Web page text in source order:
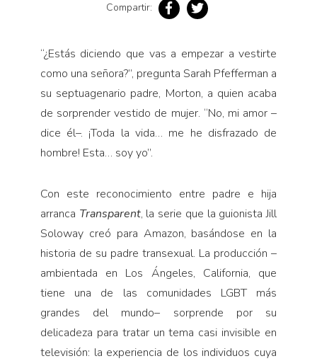
Historia material de los libros
Libros usados
Literatura
Pensamiento
Pensamiento ilustrado
Personaje
Personajes secundarios
Política
Relecturas
Compartir:
“¿Estás diciendo que vas a empezar a vestirte
como una señora?”, pregunta Sarah Pfefferman a
su septuagenario padre, Morton, a quien acaba
de sorprender vestido de mujer. “No, mi amor –
dice él–. ¡Toda la vida… me he disfrazado de
hombre! Esta… soy yo”.
Con este reconocimiento entre padre e hija
arranca Transparent, la serie que la guionista Jill
Soloway creó para Amazon, basándose en la
historia de su padre transexual. La producción –
ambientada en Los Ángeles, California, que
tiene una de las comunidades LGBT más
grandes del mundo– sorprende por su
delicadeza para tratar un tema casi invisible en
televisión: la experiencia de los individuos cuya